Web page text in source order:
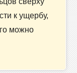
к ущербу,
можно